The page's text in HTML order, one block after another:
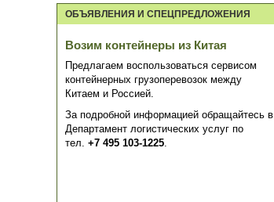
ОБЪЯВЛЕНИЯ И СПЕЦПРЕДЛОЖЕНИЯ
Возим контейнеры из Китая
Предлагаем воспользоваться сервисом
контейнерных грузоперевозок между
Китаем и Россией.
За подробной информацией обращайтесь в
Департамент логистических услуг по
тел. +7 495 103-1225.